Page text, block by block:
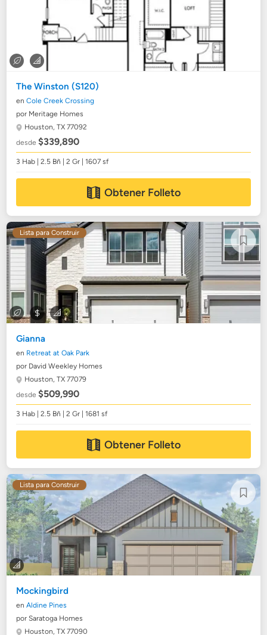
The Winston (S120)
enCole Creek Crossing
por Meritage Homes
Houston, TX 77092
desde$339,890
3 Hab | 2.5 Bñ | 2 Gr | 1607 sf
Obtener Folleto
Lista para Construir
Gianna
en Retreat at Oak Park
por David Weekley Homes
Houston, TX 77079
desde$509,990
3 Hab | 2.5 Bñ | 2 Gr | 1681 sf
Obtener Folleto
Lista para Construir
Mockingbird
enAldine Pines
por Saratoga Homes
Houston, TX 77090